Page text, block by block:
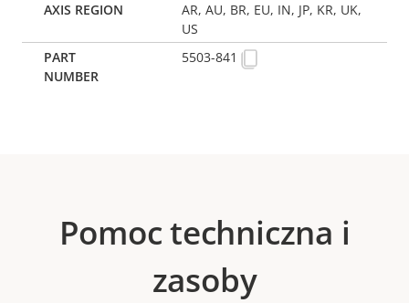
AR, AU, BR, EU, IN, JP, KR, UK,
US
5503-841
Pomoc techniczna i
zasoby